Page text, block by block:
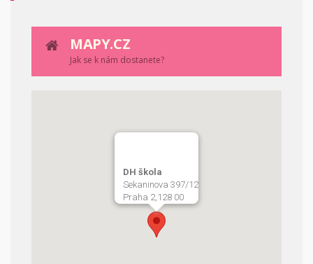
MAPY.CZ
Jak se k nám dostanete?
DH škola
Sekaninova 397/12
Praha 2,128 00